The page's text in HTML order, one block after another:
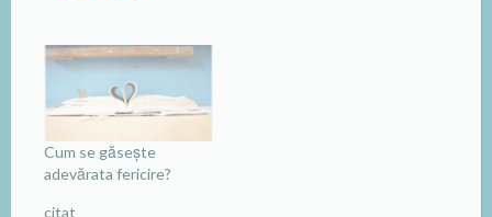
Cum se găsește
adevărata fericire?
citat